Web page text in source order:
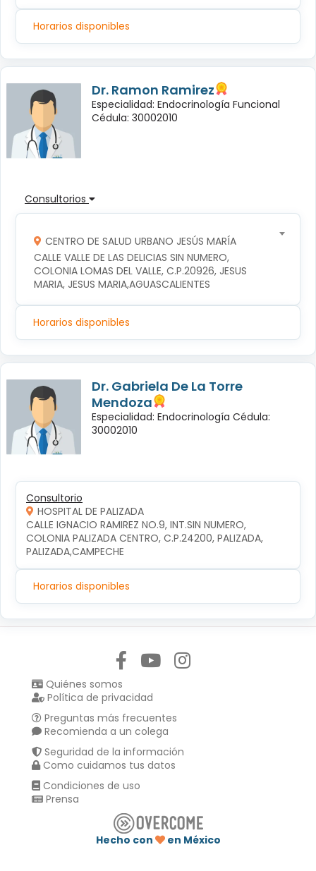
Horarios disponibles
Dr. Ramon Ramirez
Especialidad: Endocrinología Funcional
Cédula: 30002010
Consultorios
CENTRO DE SALUD URBANO JESÚS MARÍA
CALLE VALLE DE LAS DELICIAS SIN NUMERO,
COLONIA LOMAS DEL VALLE, C.P.20926, JESUS
MARIA, JESUS MARIA,AGUASCALIENTES
Horarios disponibles
Dr. Gabriela De La Torre
Mendoza
Especialidad: Endocrinología Cédula:
30002010
Consultorio
HOSPITAL DE PALIZADA
CALLE IGNACIO RAMIREZ NO.9, INT.SIN NUMERO,
COLONIA PALIZADA CENTRO, C.P.24200, PALIZADA,
PALIZADA,CAMPECHE
Horarios disponibles
Quiénes somos
Política de privacidad
Preguntas más frecuentes
Recomienda a un colega
Seguridad de la información
Como cuidamos tus datos
Condiciones de uso
Prensa
Hecho con
en México